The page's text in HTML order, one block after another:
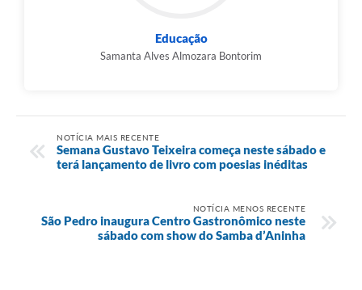
Educação
Samanta Alves Almozara Bontorim
NOTÍCIA MAIS RECENTE
Semana Gustavo Teixeira começa neste sábado e
terá lançamento de livro com poesias inéditas
NOTÍCIA MENOS RECENTE
São Pedro inaugura Centro Gastronômico neste
sábado com show do Samba d’Aninha